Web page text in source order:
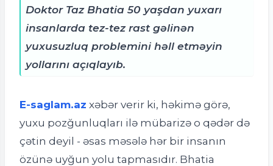
Doktor Taz Bhatia 50 yaşdan yuxarı
insanlarda tez-tez rast gəlinən
yuxusuzluq problemini həll etməyin
yollarını açıqlayıb.
E-saglam.az xəbər verir ki, həkimə görə,
yuxu pozğunluqları ilə mübarizə o qədər də
çətin deyil - əsas məsələ hər bir insanın
özünə uyğun yolu tapmasıdır. Bhatia